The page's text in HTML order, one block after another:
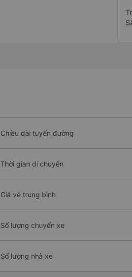
Chiều dài tuyến đường
Thời gian di chuyển
Giá vé trung bình
Số lượng chuyến xe
Số lượng nhà xe